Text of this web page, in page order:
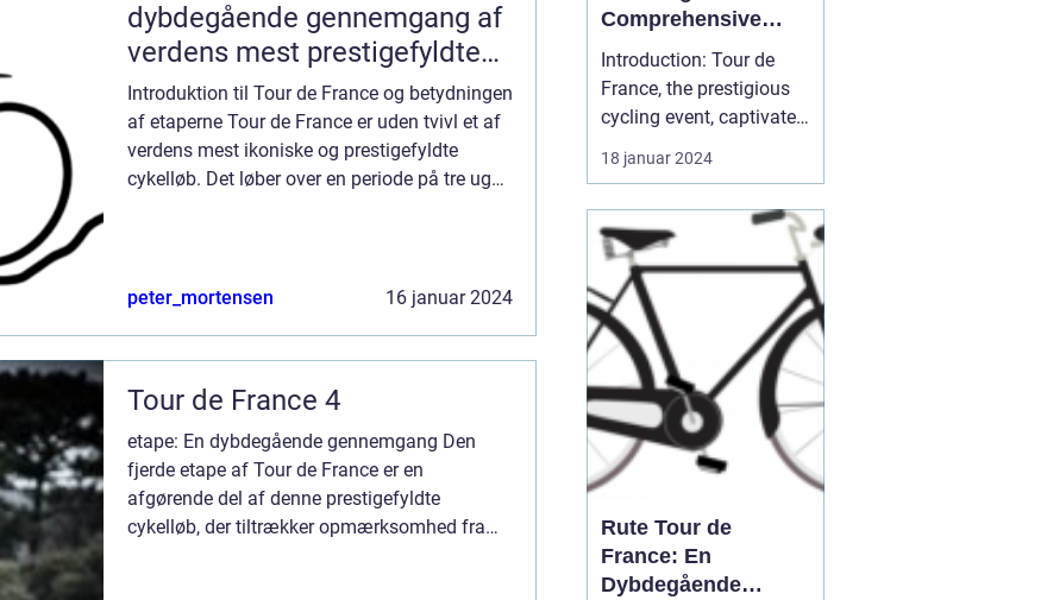
dybdegående gennemgang af
verdens mest prestigefyldte
cykelløb
Introduktion til Tour de France og betydningen
af etaperne Tour de France er uden tvivl et af
verdens mest ikoniske og prestigefyldte
cykelløb. Det løber over en periode på tre uger
peter_mortensen 16 januar 2024
Tour de France 4
etape: En dybdegående gennemgang Den
fjerde etape af Tour de France er en
afgørende del af denne prestigefyldte
cykelløb, der tiltrækker opmærksomhed fra
Comprehensive
Guide for Cycling
Enthusiasts
Introduction: Tour de
France, the prestigious
cycling event, captivates
sports enthusiasts
worldwide every year. As
challenging and iconic
races, the competition
showcases exceptional
athletic abilities and
determination. In this
art...
18 januar 2024
Rute Tour de
France: En
Dybdegående